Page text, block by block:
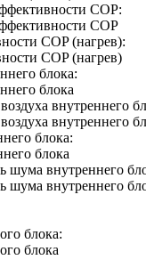
COP:
COP
COP (нагрев):
COP (нагрев)
блока:
блока
внутреннего
внутреннего
блока:
блока
внутреннего
внутреннего
блока:
блока